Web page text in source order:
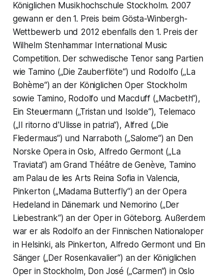
Königlichen Musikhochschule Stockholm. 2007
gewann er den 1. Preis beim Gösta-Winbergh-
Wettbewerb und 2012 ebenfalls den 1. Preis der
Wilhelm Stenhammar International Music
Competition. Der schwedische Tenor sang Partien
wie Tamino („Die Zauberflöte“) und Rodolfo („La
Bohème“) an der Königlichen Oper Stockholm
sowie Tamino, Rodolfo und Macduff („Macbeth“),
Ein Steuermann („Tristan und Isolde“), Telemaco
(„Il ritorno d'Ulisse in patria“), Alfred („Die
Fledermaus“) und Narraboth („Salome“) an Den
Norske Opera in Oslo, Alfredo Germont („La
Traviata“) am Grand Théâtre de Genève, Tamino
am Palau de les Arts Reina Sofia in Valencia,
Pinkerton („Madama Butterfly“) an der Opera
Hedeland in Dänemark und Nemorino („Der
Liebestrank“) an der Oper in Göteborg. Außerdem
war er als Rodolfo an der Finnischen Nationaloper
in Helsinki, als Pinkerton, Alfredo Germont und Ein
Sänger („Der Rosenkavalier“) an der Königlichen
Oper in Stockholm, Don José („Carmen“) in Oslo